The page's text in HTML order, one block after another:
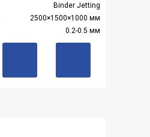
Binder Jetting
2500×1500×1000 мм
0.2-0.5 мм